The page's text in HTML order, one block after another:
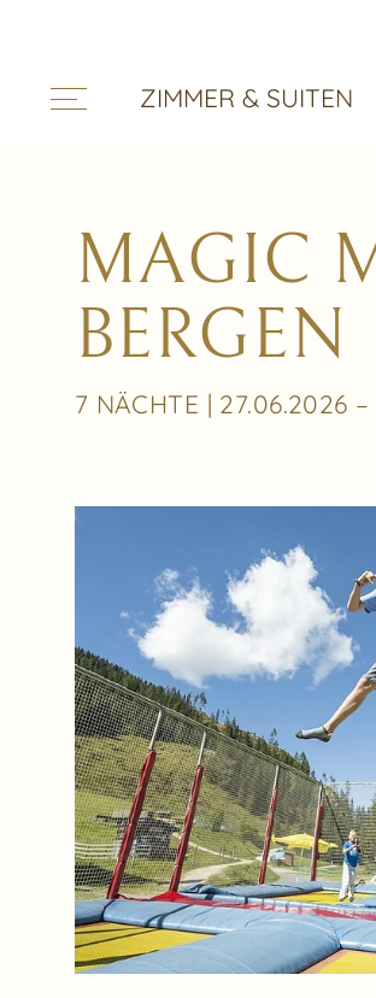
ZIMMER & SUITEN
MAGIC
BERGEN
7 NÄCHTE | 27.06.2026